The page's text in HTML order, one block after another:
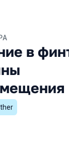
в